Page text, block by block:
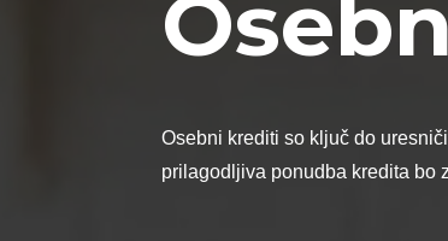
Osebni krediti so ključ do
prilagodljiva ponudba kredita bo